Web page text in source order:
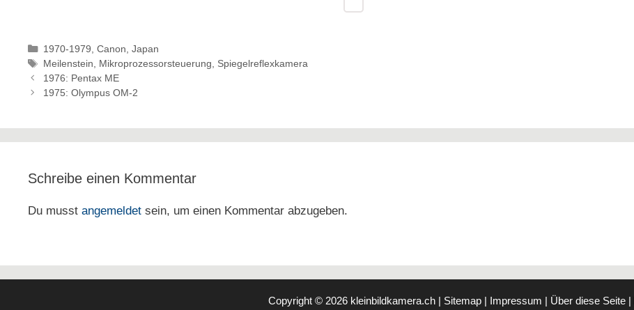
Kategorien
1970-1979 Canon Japan
Schlagwörter
Meilenstein Mikroprozessorsteuerung
Spiegelreflexkamera
1976: Pentax ME
1975: Olympus OM-2
Schreibe einen Kommentar
Du musst angemeldet sein, um einen Kommentar abzugeben.
Copyright © 2026 kleinbildkamera.ch| Sitemap| Impressum | Über diese Seite|